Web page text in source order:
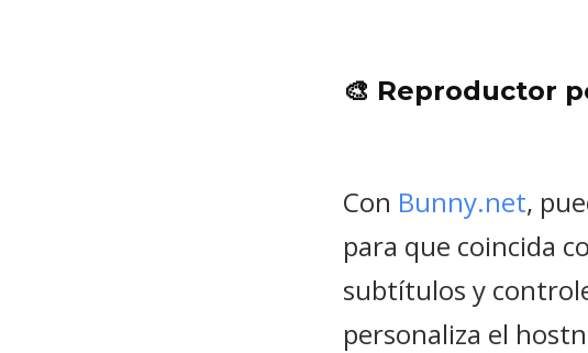
🎨 Reproductor
Con Bunny.net,
para que coincida
subtítulos y
personaliza el